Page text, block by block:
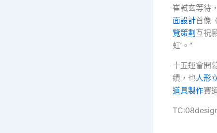
崔軾玄等待
面設計首像
覽策劃互祝
虹’。”
十五運會開
績，也人形
道具製作賽